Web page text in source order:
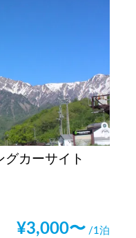
グカーサイト
¥3,000〜 /1泊